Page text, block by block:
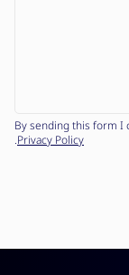
Privacy Policy
.